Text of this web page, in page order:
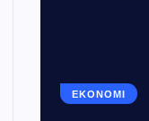
EKONOMI